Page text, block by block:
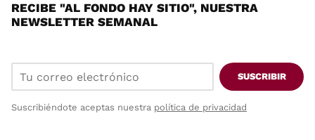
RECIBE "AL FONDO HAY SITIO", NUESTRA
NEWSLETTER SEMANAL
SUSCRIBIR
Suscribiéndote aceptas nuestra política de privacidad